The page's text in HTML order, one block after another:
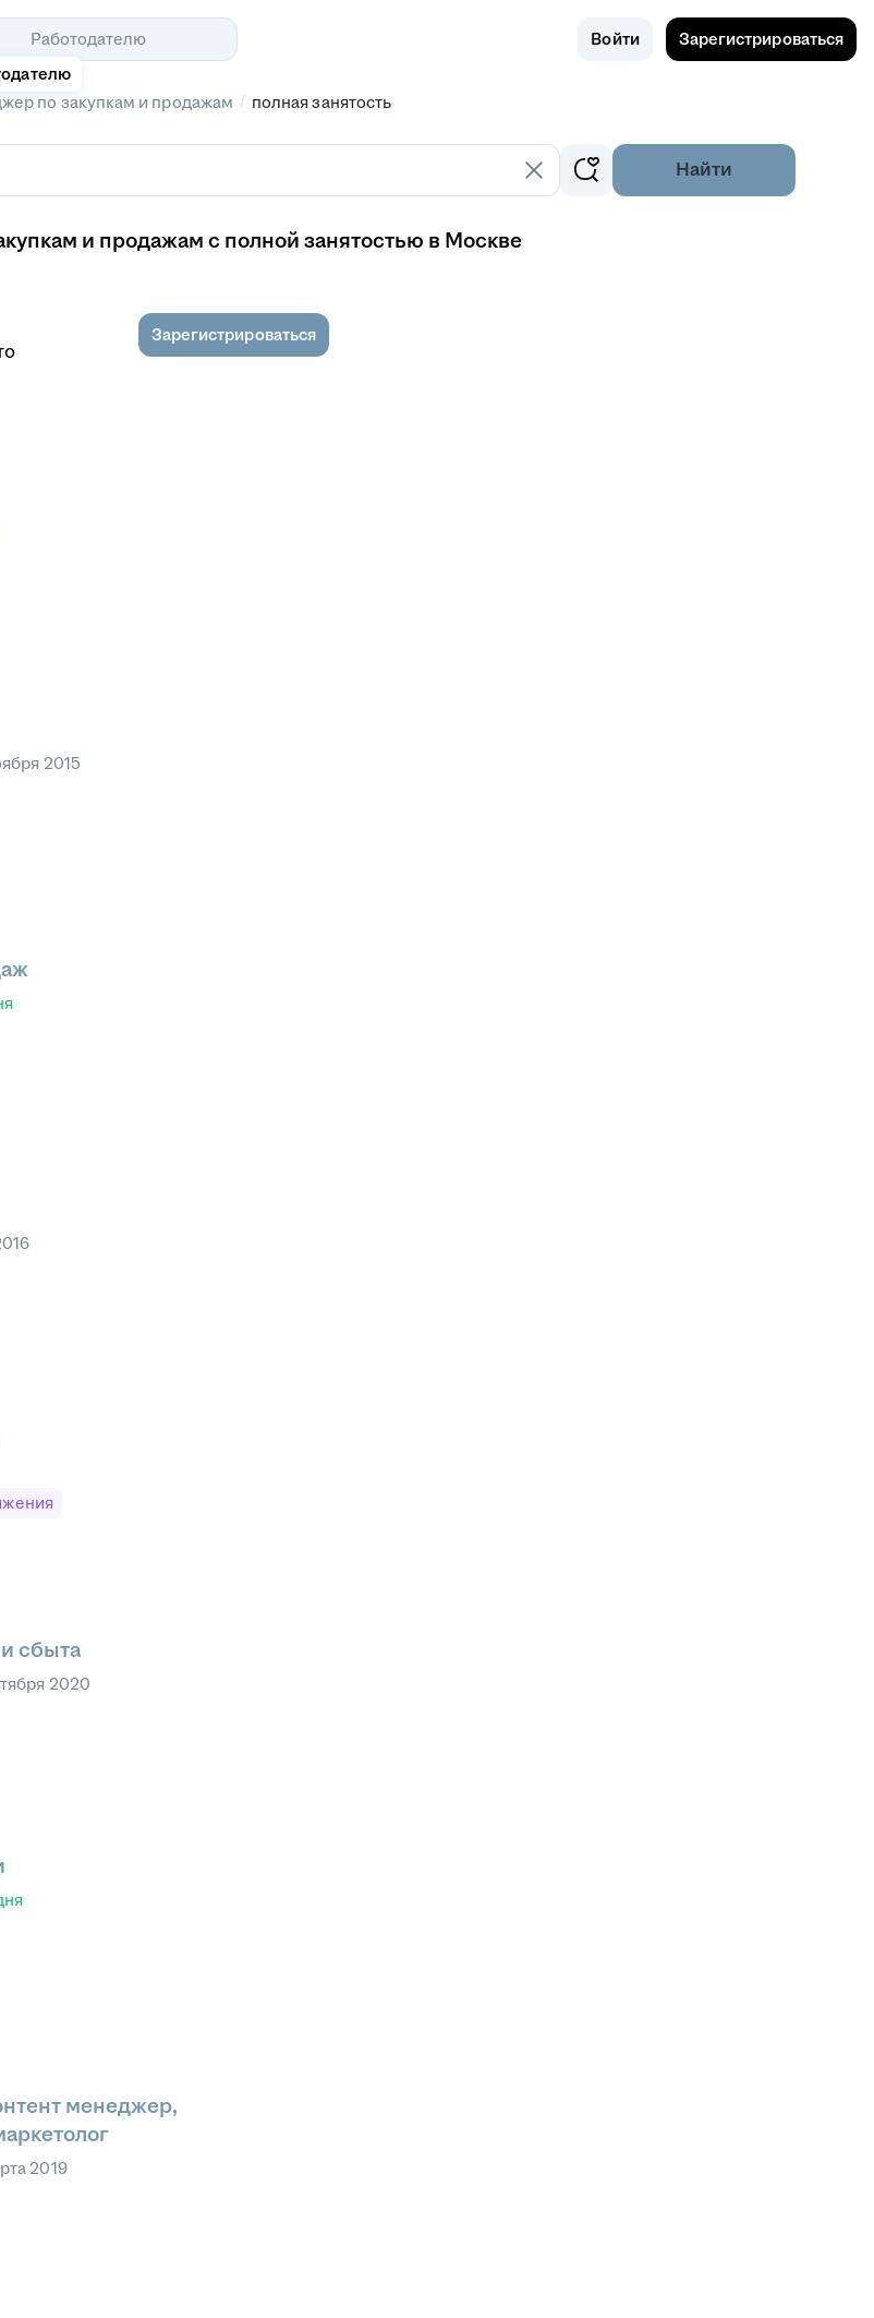
Работодателю
Войти Зарегистрироваться
по закупкам и продажам / полная занятость
Найти
и продажам с полной занятостью в Москве
Зарегистрироваться
2015
сбыта
2020
менеджер,
2019